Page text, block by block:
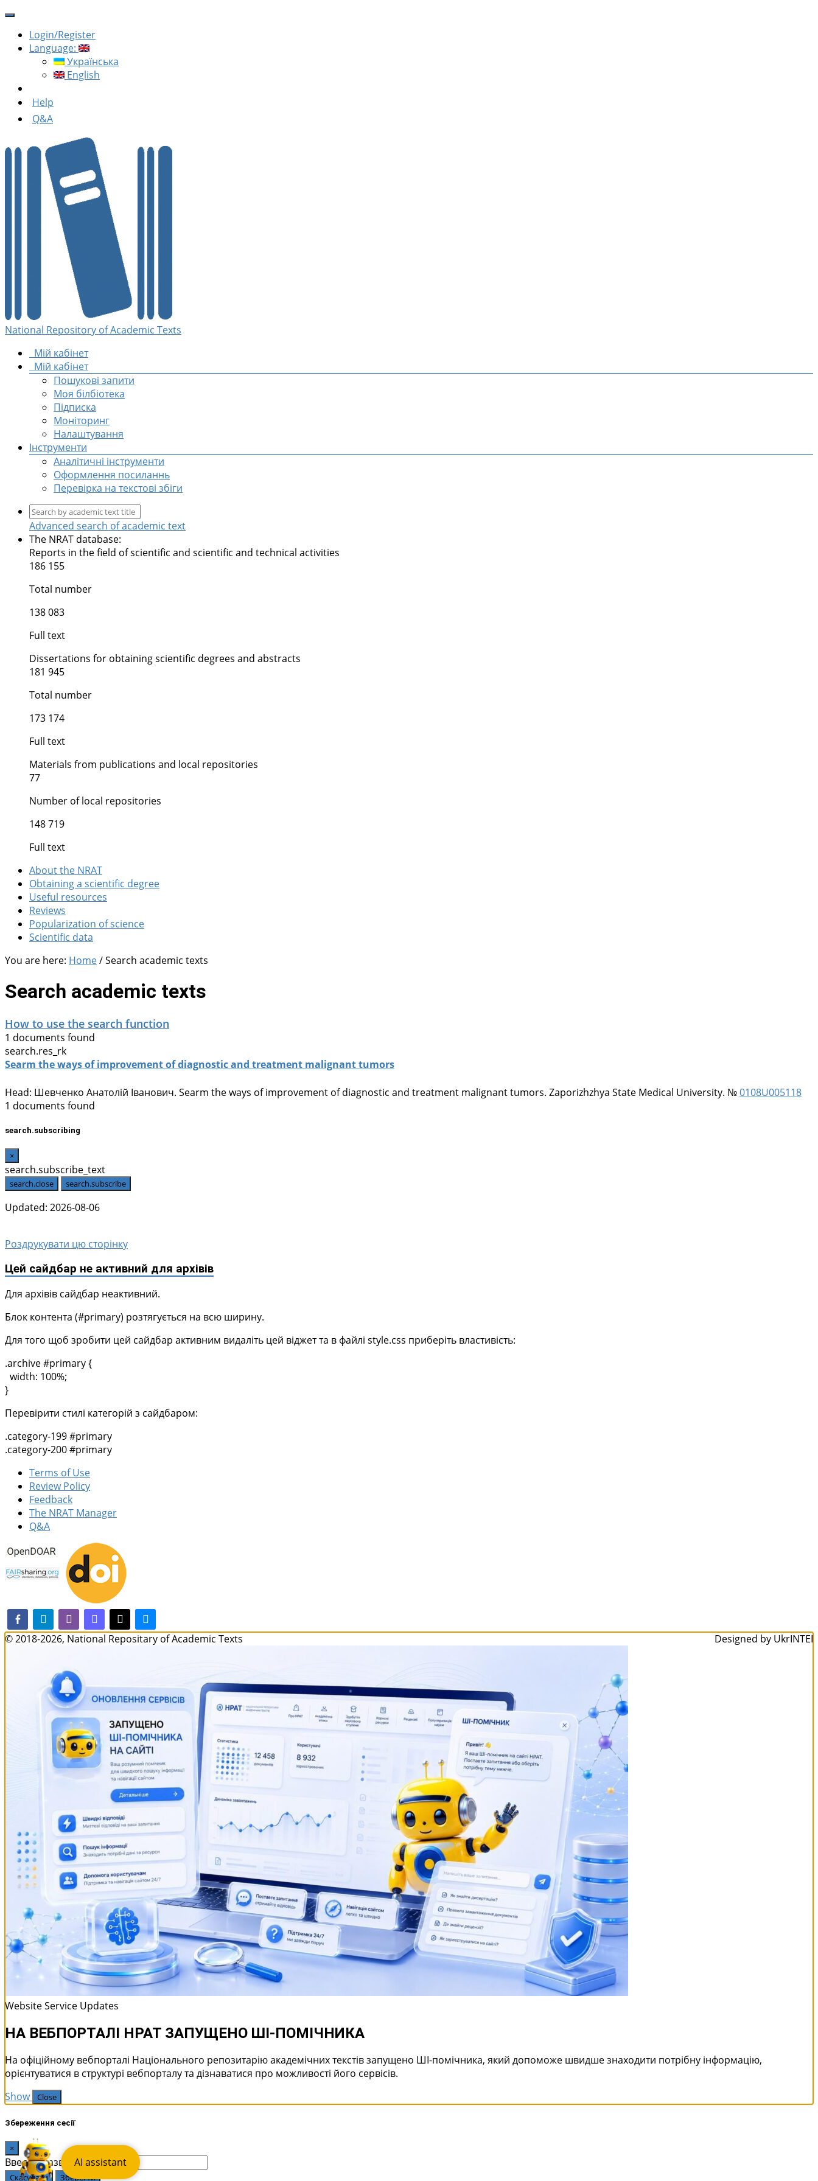
Login/Register
Language:
Українська
English
Help
Q&A
National Repository of Academic Texts
Мій кабінет
Мій кабінет
Пошукові запити
Моя білбіотека
Підписка
Моніторинг
Налаштування
Інструменти
Аналітичні інструменти
Оформлення посиланнь
Перевірка на текстові збіги
Advanced search of academic text
The NRAT database:
Reports in the field of scientific and scientific and technical activities
186 155
Total number
138 083
Full text
Dissertations for obtaining scientific degrees and abstracts
181 945
Total number
173 174
Full text
Materials from publications and local repositories
77
Number of local repositories
148 719
Full text
About the NRAT
Obtaining a scientific degree
Useful resources
Reviews
Popularization of science
Scientific data
You are here: Home/Search academic texts
Search academic texts
How to use the search function
1 documents found
search.res_rk
Searm the ways of improvement of diagnostic and treatment malignant tumors
Head: Шевченко Анатолій Іванович. Searm the ways of improvement of diagnostic and treatment malignant tumors. Zaporizhzhya State Medical University. №0108U005118
1 documents found
search.subscribing
×
search.subscribe_text
search.close search.subscribe
Updated: 2026-08-06
Роздрукувати цю сторінку
Цей сайдбар не активний для архівів
Для архівів сайдбар неактивний.
Блок контента (#primary) розтягується на всю ширину.
Для того щоб зробити цей сайдбар активним видаліть цей віджет та в файлі style.css приберіть властивість:
.archive #primary {
width: 100%;
}
Перевірити стилі категорій з сайдбаром:
.category-199 #primary
.category-200 #primary
Terms of Use
Review Policy
Feedback
The NRAT Manager
Q&A
facebook-alt
telegramwhatsappmastodon
threadsbluesky
© 2018-2026, National Repositary of Academic Texts
Designed by UkrINTEI
AI assistant
Website Service Updates
НА ВЕБПОРТАЛІ НРАТ ЗАПУЩЕНО ШІ-ПОМІЧНИКА
На офіційному вебпорталі Національного репозитарію академічних текстів запущено ШІ-помічника, який допоможе швидше знаходити потрібну інформацію,
орієнтуватися в структурі вебпорталу та дізнаватися про можливості його сервісів.
Show
Close
Збереження сесії
×
Введіть назву сесії:
Скасувати Зберегти